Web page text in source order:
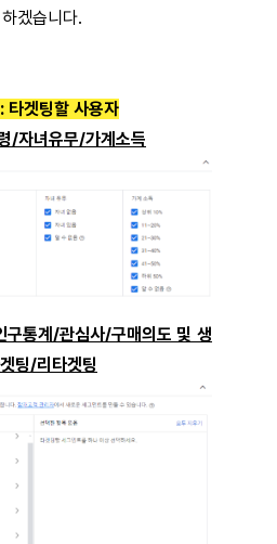
겠습니다.
겟팅할 사용자
/자녀유무/가계소득
통계/관심사/구매의도 및 생
팅/리타겟팅